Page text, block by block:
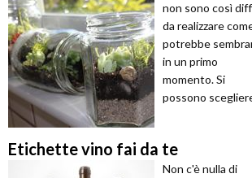
non sono così
da realizzare
potrebbe
in un primo
momento. Si
possono
Etichette vino fai da te
Non c'è nulla di